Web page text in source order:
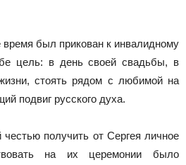
время был прикован к инвалидному
цель: в день своей свадьбы, в
стоять рядом с любимой на
подвиг русского духа.
получить от Сергея личное
на их церемонии было